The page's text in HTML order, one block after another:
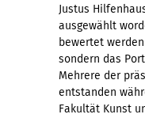
Justus
ausgewählt
bewertet
sondern das
Mehrere der
entstanden
Fakultät Kunst